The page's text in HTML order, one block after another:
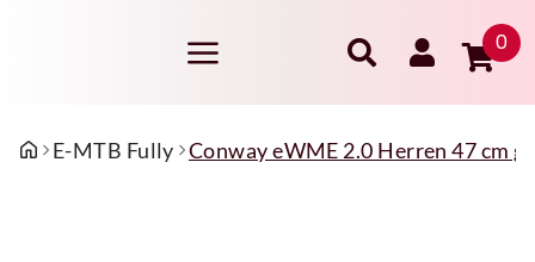
0
E-MTB Fully Conway eWME 2.0 Herren 47 cm